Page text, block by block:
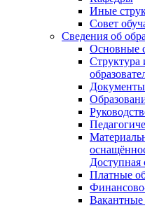
Иные
Совет
Сведения об
Основные
Структура
Документы
Доступная
Платные
Вакантные